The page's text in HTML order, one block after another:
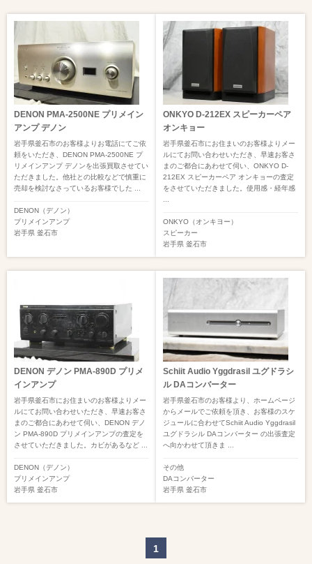
DENON PMA-2500NE プリメイン
アンプ デノン
岩手県釜石市のお客様よりお電話にてご依
頼をいただき、DENON PMA-2500NE プ
リメインアンプ デノンを出張買取させてい
ただきました。他社との比較などで慎重に
売却を検討なさっているお客様でした ...
DENON（デノン）
プリメインアンプ
岩手県 釜石市
ONKYO D-212EX スピーカーペア
オンキョー
岩手県釜石市にお住まいのお客様よりメー
ルにてお問い合わせいただき、早速お客さ
まのご都合にあわせて伺い、ONKYO D-
212EX スピーカーペア オンキョーの査定
をさせていただきました。使用感・経年感
ONKYO（オンキヨー）
スピーカー
岩手県 釜石市
DENON デノン PMA-890D プリメ
インアンプ
岩手県釜石市にお住まいのお客様よりメー
ルにてお問い合わせいただき、早速お客さ
まのご都合にあわせて伺い、DENON デノ
ン PMA-890D プリメインアンプの査定を
させていただきました。カビがあるなど ...
DENON（デノン）
プリメインアンプ
岩手県 釜石市
Schiit Audio Yggdrasil ユグドラシ
ル DAコンバーター
岩手県釜石市のお客様より、ホームページ
からメールでご依頼を頂き、お客様のスケ
ジュールに合わせてSchiit Audio Yggdrasil
ユグドラシル DAコンバーター の出張査定
へ向かわせて頂きま ...
その他
DAコンバーター
岩手県 釜石市
1